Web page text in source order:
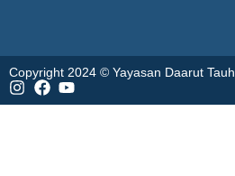
Copyright 2024 © Yayasan Daarut